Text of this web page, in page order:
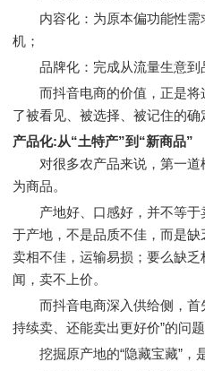
内容化：为原本偏功能性需
机；
品牌化：完成从流量生意到
而抖音电商的价值，正是将
了被看见、被选择、被记住的确
产品化:从“土特产”到“新商品”
对很多农产品来说，第一道
为商品。
产地好、口感好，并不等于
于产地，不是品质不佳，而是
卖相不佳，运输易损；要么缺
闻，卖不上价。
而抖音电商深入供给侧，首
持续卖、还能卖出更好价”的问题
挖掘原产地的“隐藏宝藏”，是